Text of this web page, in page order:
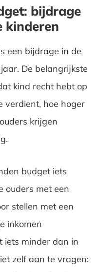
bijdrage
kinderen
een bijdrage in de
De belangrijkste
kind recht hebt op
verdient, hoe hoger
krijgen
budget iets
ouders met een
stellen met een
inkomen
iets minder dan in
zelf aan te vragen: